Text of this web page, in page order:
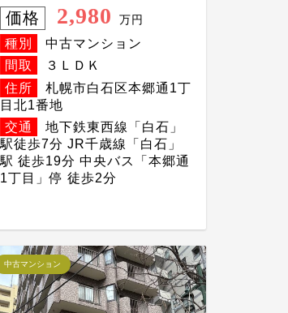
価格 2,980 万円
種別
中古マンション
間取
３ＬＤＫ
住所
札幌市白石区本郷通1丁
目北1番地
交通
地下鉄東西線「白石」
駅徒歩7分 JR千歳線「白石」
駅 徒歩19分 中央バス「本郷通
1丁目」停 徒歩2分
中古マンション